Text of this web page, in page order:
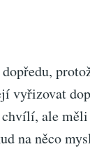
vyřizovat
ale
na něco